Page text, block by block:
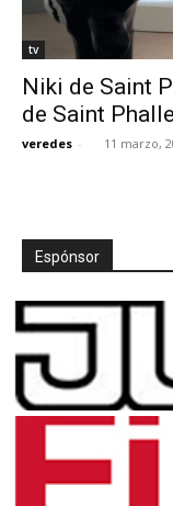
tv
Niki de Saint
de Saint Phalle
veredes - 11 marzo,
Espónsor